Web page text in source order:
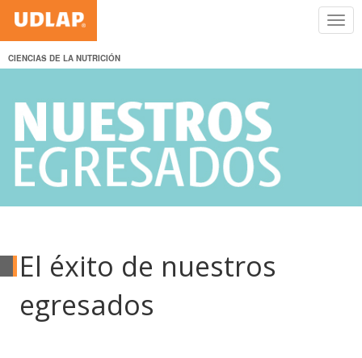
CIENCIAS DE LA NUTRICIÓN
El éxito de nuestros
egresados